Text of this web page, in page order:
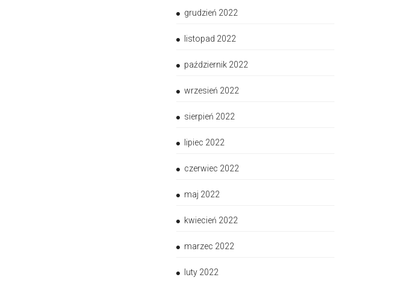
grudzień 2022
listopad 2022
październik 2022
wrzesień 2022
sierpień 2022
lipiec 2022
czerwiec 2022
maj 2022
kwiecień 2022
marzec 2022
luty 2022